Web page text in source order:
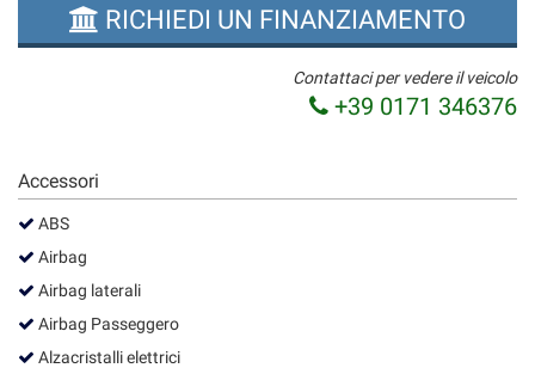
RICHIEDI UN FINANZIAMENTO
Contattaci per vedere il veicolo
+39 0171 346376
Accessori
ABS
Airbag
Airbag laterali
Airbag Passeggero
Alzacristalli elettrici
rivedere
qualsiasi
momento.